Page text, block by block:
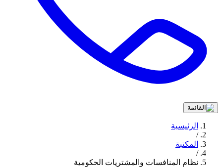
الرئيسية
/
المكتبة
/
نظام المنافسات والمشتريات الحكومية